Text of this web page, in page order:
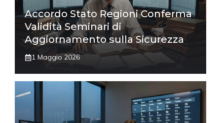
Accordo Stato Regioni Conferma
Validità Seminari di
Aggiornamento sulla Sicurezza
1 Maggio 2026